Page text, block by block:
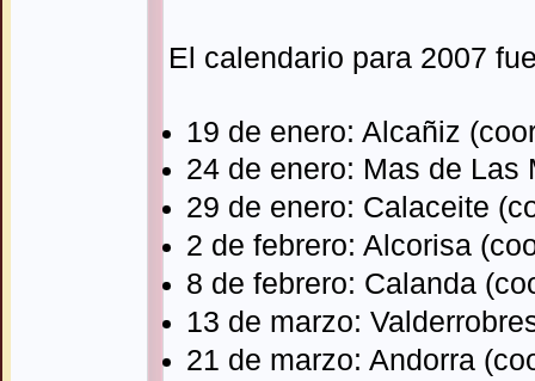
El calendario para 2007
19 de enero: Alcañiz
24 de enero: Mas de
29 de enero: Calaceite
2 de febrero: Alcorisa
8 de febrero: Calanda
13 de marzo:
21 de marzo: Andorra